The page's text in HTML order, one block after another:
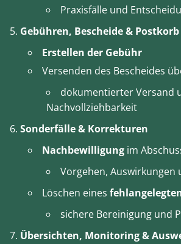
Praxisfälle und
Gebühren, Bescheide & Postkorb
Erstellen der Gebühr
Versenden des Bescheides
dokumentierter Versand
Nachvollziehbarkeit
Sonderfälle & Korrekturen
Nachbewilligung im
Vorgehen,
Löschen eines
sichere Bereinigung und
Übersichten, Monitoring &